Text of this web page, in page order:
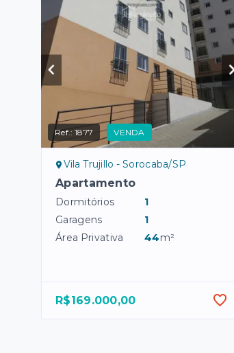
Ref.:1877 VENDA
Vila Trujillo - Sorocaba/SP
Apartamento
Dormitórios
1
Garagens
1
Área Privativa
44m²
R$169.000,00